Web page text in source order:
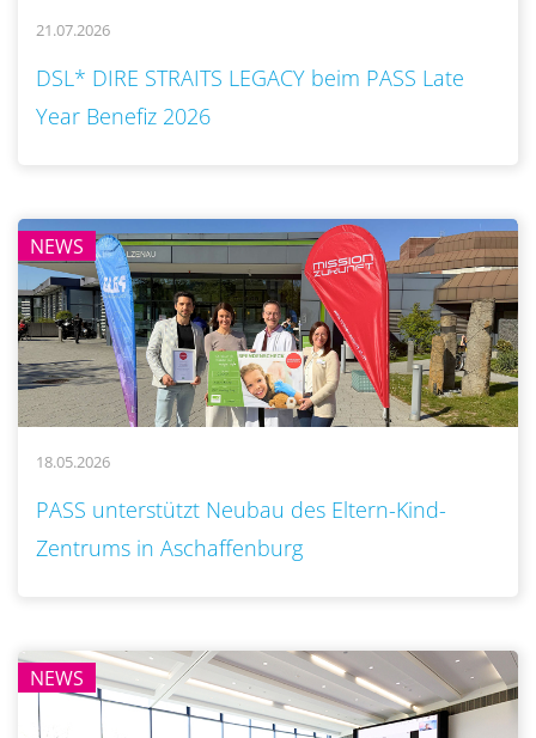
21.07.2026
DSL* DIRE STRAITS LEGACY beim PASS Late
Year Benefiz 2026
NEWS
18.05.2026
PASS unterstützt Neubau des Eltern-Kind-
Zentrums in Aschaffenburg
NEWS